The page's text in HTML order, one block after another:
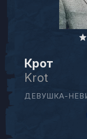
Крот
Krot
ДЕВУШКА-